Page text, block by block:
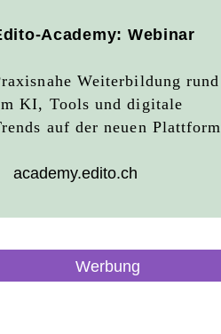
Academy: Webinar
Weiterbildung rund
KI, Tools und digitale
auf der neuen Plattform
academy.edito.ch
Werbung